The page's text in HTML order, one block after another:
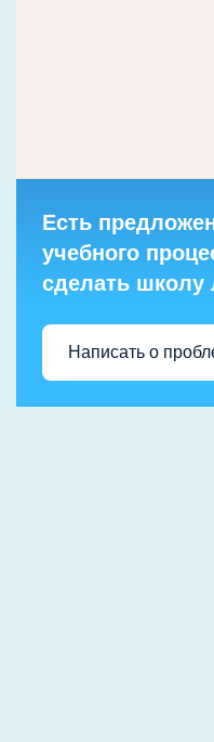
Есть
учебного
сделать школу
Написать о